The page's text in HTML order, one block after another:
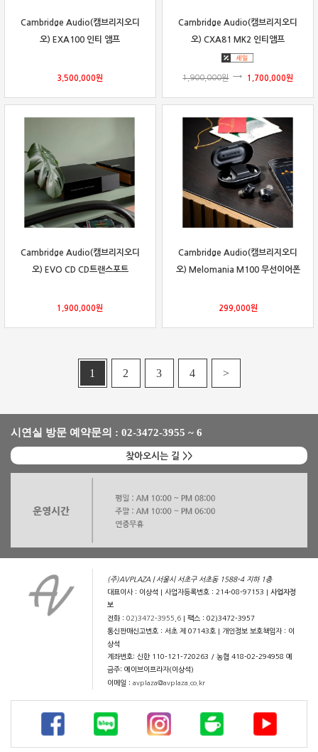
Cambridge Audio(캠브리지오디
오) EXA100 인티 앰프
3,500,000원
Cambridge Audio(캠브리지오디
오) CXA81 MK2 인티앰프
1,900,000원 1,700,000원
Cambridge Audio(캠브리지오디
오) EVO CD CD트랜스포트
1,900,000원
Cambridge Audio(캠브리지오디
오) Melomania M100 무선이어폰
299,000원
1 2 3 4 >
시연실 방문 예약문의 : 02-3472-3955 ~ 6
찾아오시는 길 >>
(주)AVPLAZA | 서울시 서초구 서초동 1588-4 지하 1층
대표이사 : 이상석 | 사업자등록번호 : 214-08-97153 |사업자정
보
전화 :02)3472-3955,6 | 팩스 : 02)3472-3957
통신판매신고번호 : 서초 제 07143호 | 개인정보 보호책임자 : 이
상석
계좌번호: 신한 110-121-720263 / 농협 418-02-294958 예
금주: 에이브이프라자(이상석)
이메일 :avplaza@avplaza.co.kr